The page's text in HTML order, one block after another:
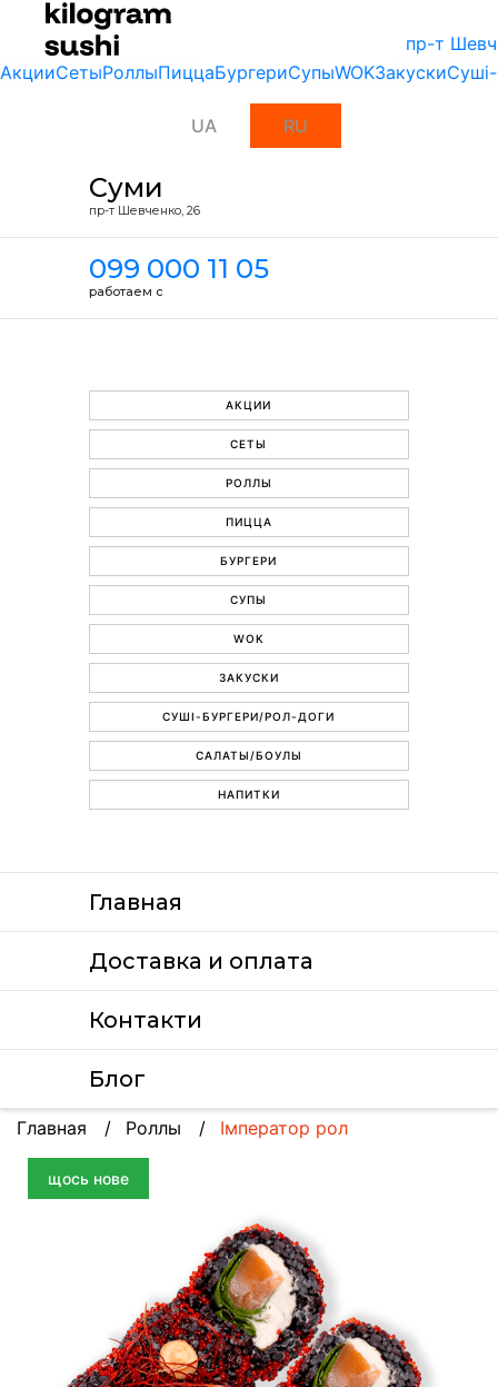
пр-т
АкцииСетыРоллыПиццаБургериСупыWOKЗакуски
UA RU
Суми
пр-т Шевченко, 26
099 000 11 05
работаем с
АКЦИИ
СЕТЫ
РОЛЛЫ
ПИЦЦА
БУРГЕРИ
СУПЫ
WOK
ЗАКУСКИ
СУШІ-БУРГЕРИ/РОЛ-ДОГИ
САЛАТЫ/БОУЛЫ
НАПИТКИ
Главная
Доставка и оплата
Контакти
Блог
Главная Роллы Імператор рол
щось нове